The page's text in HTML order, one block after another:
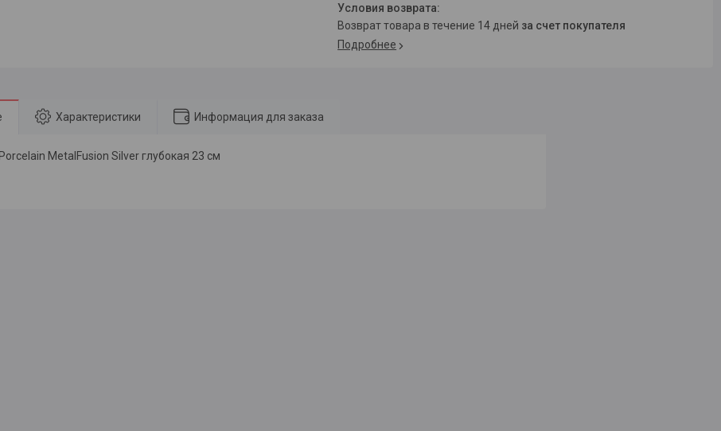
возврат товара в течение 14 дней за счет покупателя
Подробнее
Характеристики Информация для заказа
MetalFusion Silver глубокая 23 см